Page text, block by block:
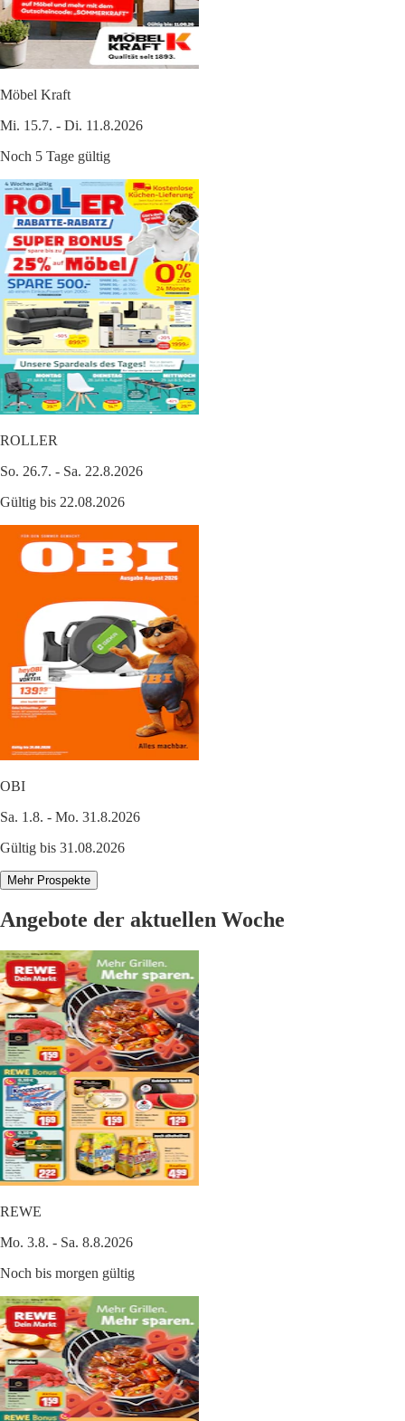
Möbel Kraft
Mi. 15.7. - Di. 11.8.2026
Noch 5 Tage gültig
ROLLER
So. 26.7. - Sa. 22.8.2026
Gültig bis 22.08.2026
OBI
Sa. 1.8. - Mo. 31.8.2026
Gültig bis 31.08.2026
Mehr Prospekte
Angebote der aktuellen Woche
REWE
Mo. 3.8. - Sa. 8.8.2026
Noch bis morgen gültig